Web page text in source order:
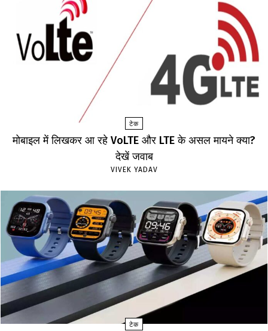
टेक
मोबाइल में लिखकर आ रहे VoLTE और LTE के असल मायने क्या?
देखें जवाब
VIVEK YADAV
टेक